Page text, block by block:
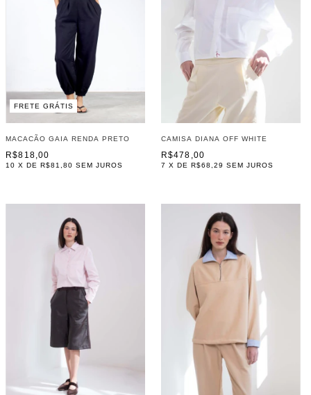
FRETE GRÁTIS
MACACÃO GAIA RENDA PRETO
R$818,00
10 X DER$81,80 SEM JUROS
CAMISA DIANA OFF WHITE
R$478,00
7 X DE R$68,29 SEM JUROS